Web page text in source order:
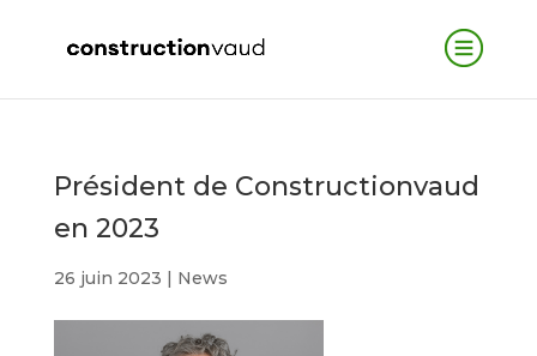
Président de Constructionvaud
en 2023
26 juin 2023 | News